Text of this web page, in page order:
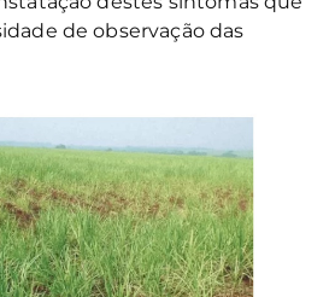
de observação das